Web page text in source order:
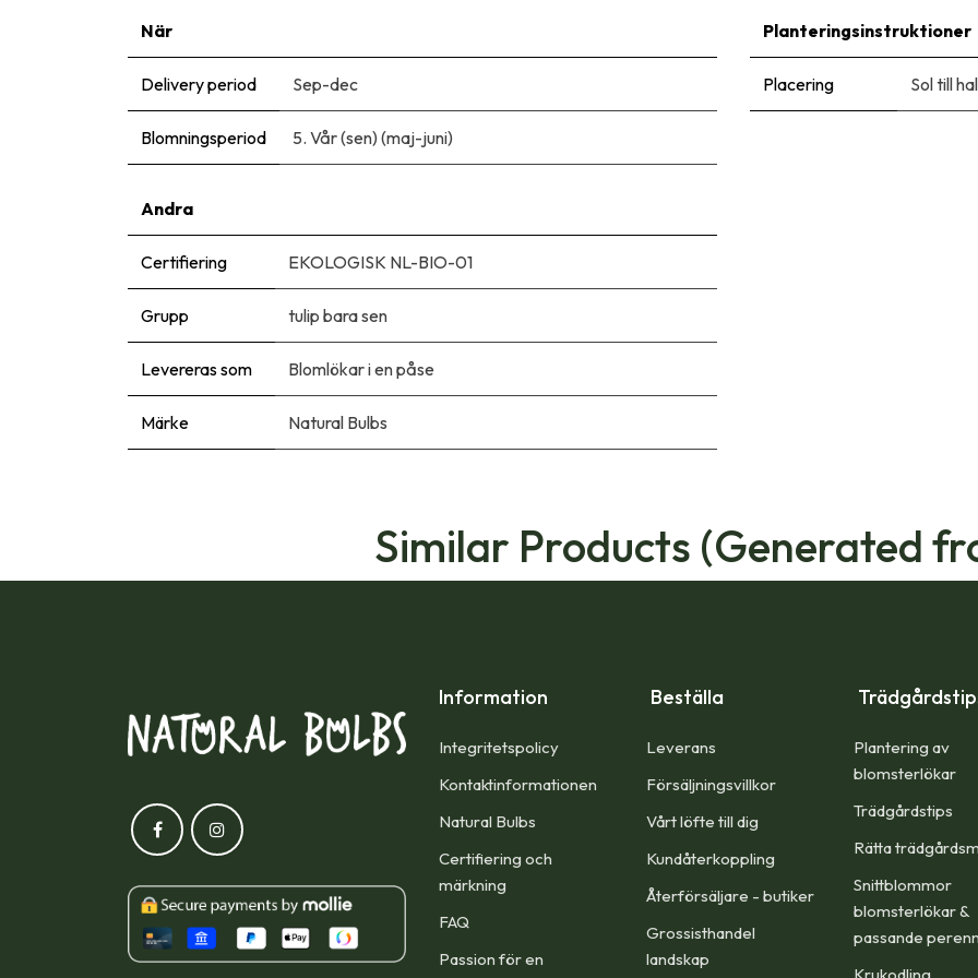
När
Delivery period Sep-dec
Blomningsperiod 5. Vår (sen) (maj-juni)
Planteringsinstruktioner
Placering Sol till
Andra
Certifiering EKOLOGISK NL-BIO-01
Grupp tulip bara sen
Levereras som Blomlökar i en påse
Märke Natural Bulbs
Similar Products (Generated
Information
Integritetspolicy
Kontaktinformationen
Natural Bulbs
Certifiering och
märkning
FAQ
Passion för en
Beställa
Leverans
Försäljningsvillkor
Vårt löfte till dig​
Kundåterkoppling
Återförsäljare - butiker
Grossisthandel
landskap
Plantering av
blomsterlökar
Trädgårdstips
Rätta
Snittblommor
blomsterlökar &
passande